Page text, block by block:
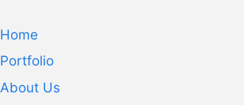
Home
Portfolio
About Us